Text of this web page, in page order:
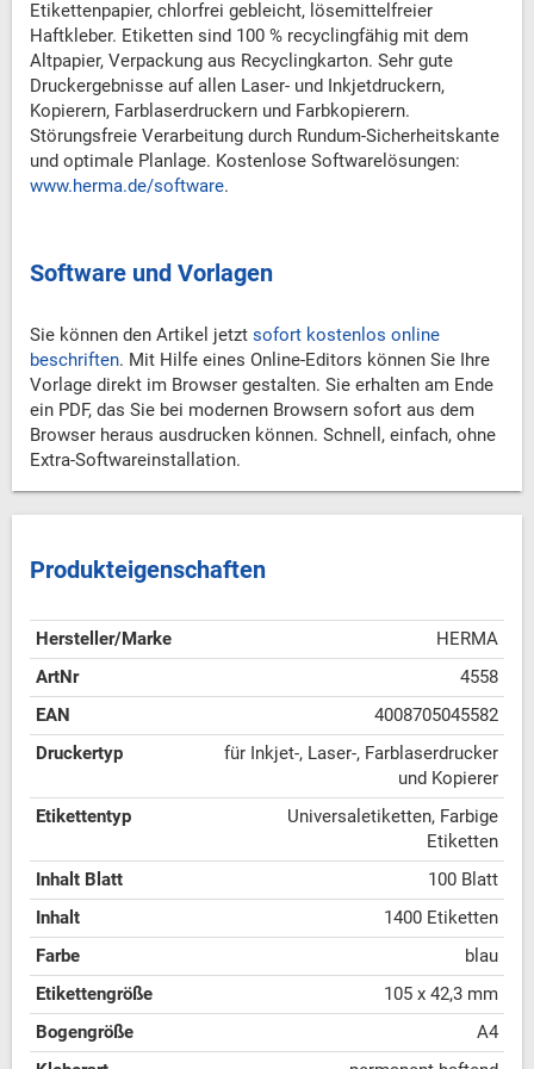
Etikettenpapier, chlorfrei gebleicht, lösemittelfreier
Haftkleber. Etiketten sind 100 % recyclingfähig mit dem
Altpapier, Verpackung aus Recyclingkarton. Sehr gute
Druckergebnisse auf allen Laser- und Inkjetdruckern,
Kopierern, Farblaserdruckern und Farbkopierern.
Störungsfreie Verarbeitung durch Rundum-Sicherheitskante
und optimale Planlage. Kostenlose Softwarelösungen:
www.herma.de/software.
Software und Vorlagen
Sie können den Artikel jetzt sofort kostenlos online
beschriften. Mit Hilfe eines Online-Editors können Sie Ihre
Vorlage direkt im Browser gestalten. Sie erhalten am Ende
ein PDF, das Sie bei modernen Browsern sofort aus dem
Browser heraus ausdrucken können. Schnell, einfach, ohne
Extra-Softwareinstallation.
Produkteigenschaften
Hersteller/Marke
HERMA
ArtNr
4558
EAN
4008705045582
Druckertyp
für Inkjet-, Laser-, Farblaserdrucker
und Kopierer
Etikettentyp
Universaletiketten, Farbige
Etiketten
Inhalt Blatt
100 Blatt
Inhalt
1400 Etiketten
Farbe
blau
Etikettengröße
105 x 42,3 mm
Bogengröße
A4